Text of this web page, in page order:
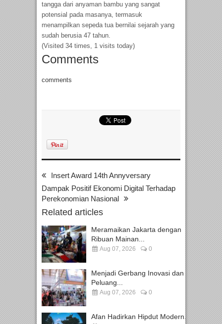
tangga dari anyaman bambu yang sangat
potensial pada masanya, termasuk
menampilkan sepeda tua bernilai sejarah yang
sudah berusia 47 tahun.
(Visited 34 times, 1 visits today)
Comments
comments
Insert Award 14th Annyversary
Dampak Positif Ekonomi Digital Terhadap
Perekonomian Nasional
Related articles
Meramaikan Jakarta dengan
Ribuan Mainan...
Aug 07, 2026 0
Menjadi Gerbang Inovasi dan
Peluang...
Aug 07, 2026 0
Afan Hadirkan Hipdut Modern...